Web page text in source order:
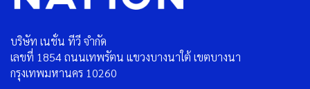
บริษัท เนชั่น ทีวี จำกัด
เลขที่ 1854 ถนนเทพรัตน แขวงบางนาใต้ เขตบางนา
กรุงเทพมหานคร 10260